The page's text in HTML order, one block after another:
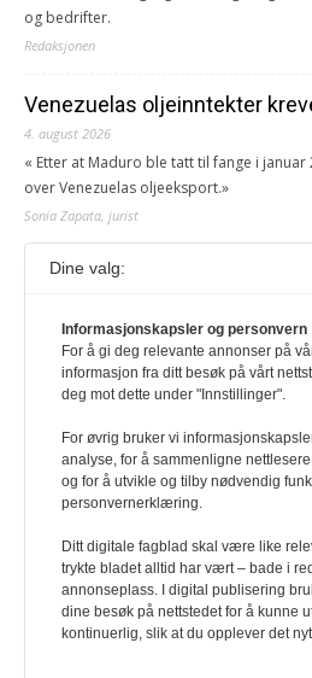
og bedrifter.
Redaksjonen
Venezuelas oljeinntekter
4. august 2026
« Etter at Maduro ble tatt til fange i
over Venezuelas oljeeksport.»
Sonia Zapata, jurist
117,8 millioner er på flukt, en
1. august 2026
Ville ha tilsvart verdens trettende største
denne må du ha abonnement Logg inn
også egne abonnementer for
Redaksjonen
Dine valg:
Informasjonskapsler og personvern
For å gi deg relevante annonser på
informasjon fra ditt besøk på vårt
deg mot dette under "Innstillinger".
For øvrig bruker vi
analyse, for å sammenligne
og for å utvikle og tilby nødvendig
personvernerklæring.
Ditt digitale fagblad skal være like
trykte bladet alltid har vært – bade i
annonseplass. I digital publisering
dine besøk på nettstedet for å kunne
kontinuerlig, slik at du opplever det